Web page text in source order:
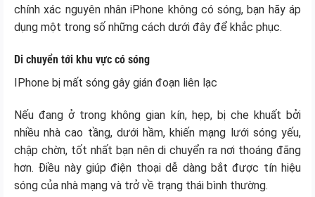
chính xác nguyên nhân iPhone không có sóng, bạn hãy áp
dụng một trong số những cách dưới đây để khắc phục.
Di chuyển tới khu vực có sóng
IPhone bị mất sóng gây gián đoạn liên lạc
Nếu đang ở trong không gian kín, hẹp, bị che khuất bởi
nhiều nhà cao tầng, dưới hầm, khiến mạng lưới sóng yếu,
chập chờn, tốt nhất bạn nên di chuyển ra nơi thoáng đãng
hơn. Điều này giúp điện thoại dễ dàng bắt được tín hiệu
sóng của nhà mạng và trở về trạng thái bình thường.